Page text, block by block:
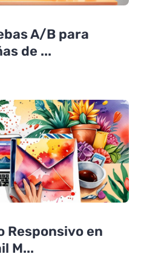
A/B para
de ...
Responsivo en
M...